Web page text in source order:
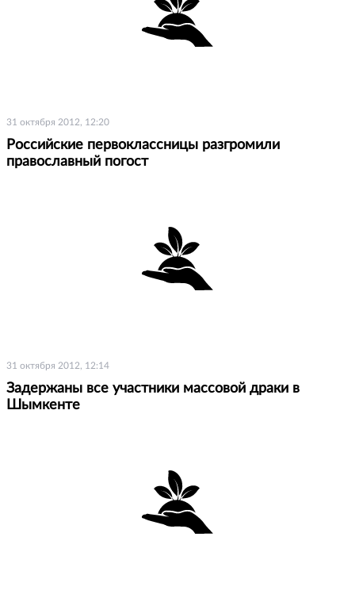
31 октября 2012, 12:20
Российские первоклассницы разгромили
православный погост
31 октября 2012, 12:14
Задержаны все участники массовой драки в
Шымкенте